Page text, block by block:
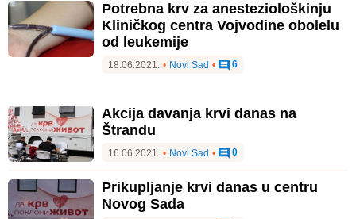
Potrebna krv za anesteziološkinju
Kliničkog centra Vojvodine obolelu
od leukemije
18.06.2021. • Novi Sad • 6
Akcija davanja krvi danas na
Štrandu
16.06.2021. • Novi Sad • 0
Prikupljanje krvi danas u centru
Novog Sada